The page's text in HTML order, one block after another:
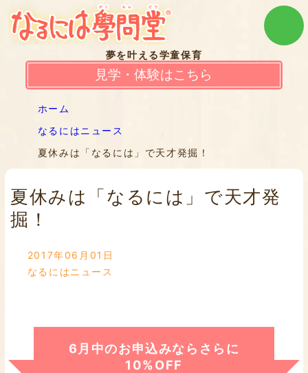
夢を叶える学童保育
見学・体験はこちら
ホーム
なるにはニュース
夏休みは「なるには」で天才発掘！
夏休みは「なるには」で天才発
掘！
2017年06月01日
なるにはニュース
6月中のお申込みならさらに
10%OFF